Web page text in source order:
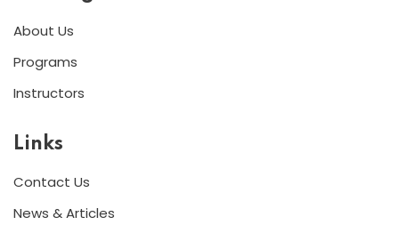
About Us
Programs
Instructors
Links
Contact Us
News & Articles